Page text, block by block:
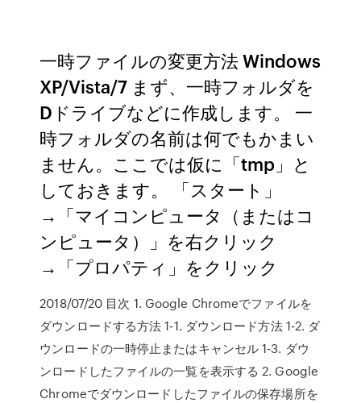
一時ファイルの変更方法 Windows
XP/Vista/7 まず、一時フォルダを
Dドライブなどに作成します。 一
時フォルダの名前は何でもかまい
ません。ここでは仮に「tmp」と
しておきます。 「スタート」
→「マイコンピュータ（またはコ
ンピュータ）」を右クリック
→「プロパティ」をクリック
2018/07/20 目次 1. Google Chromeでファイルを
ダウンロードする方法 1-1. ダウンロード方法 1-2. ダ
ウンロードの一時停止またはキャンセル 1-3. ダウ
ンロードしたファイルの一覧を表示する 2. Google
Chromeでダウンロードしたファイルの保存場所を